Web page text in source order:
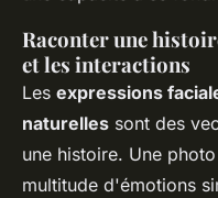
Raconter une
et les interactions
Les expressions
naturelles sont des
une histoire. Une
multitude d'émotions